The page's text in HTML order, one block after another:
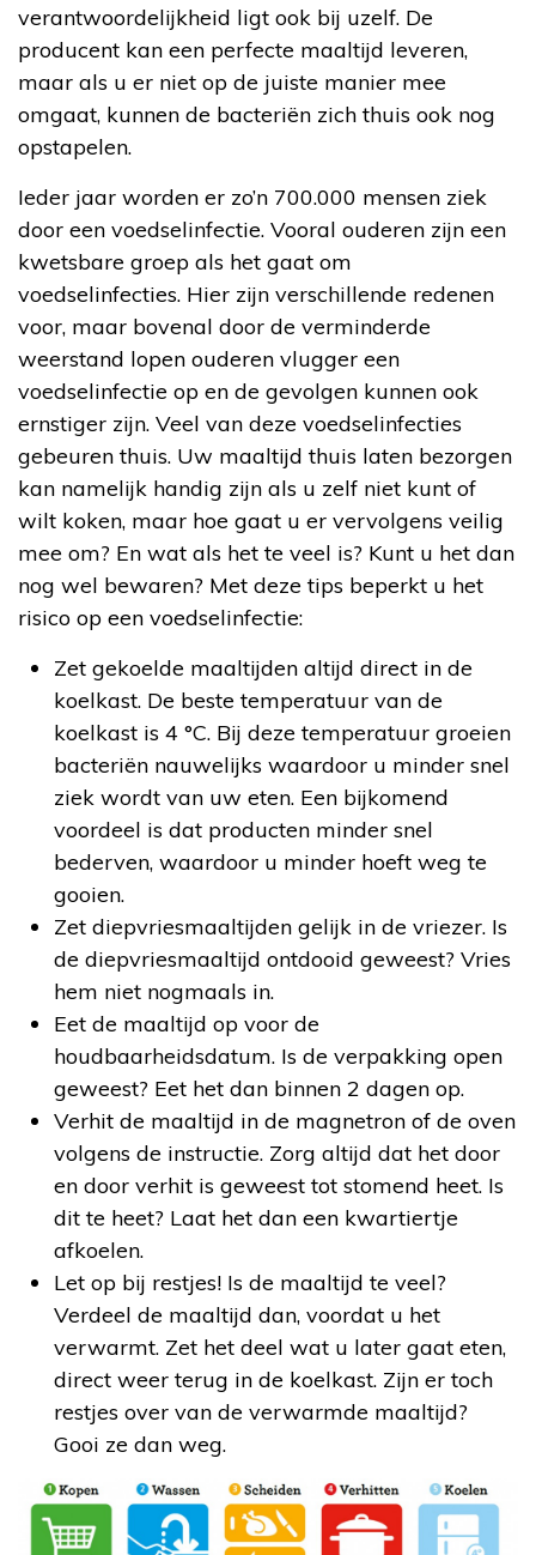
verantwoordelijkheid ligt ook bij uzelf. De
producent kan een perfecte maaltijd leveren,
maar als u er niet op de juiste manier mee
omgaat, kunnen de bacteriën zich thuis ook nog
opstapelen.
Ieder jaar worden er zo’n 700.000 mensen ziek
door een voedselinfectie. Vooral ouderen zijn een
kwetsbare groep als het gaat om
voedselinfecties. Hier zijn verschillende redenen
voor, maar bovenal door de verminderde
weerstand lopen ouderen vlugger een
voedselinfectie op en de gevolgen kunnen ook
ernstiger zijn. Veel van deze voedselinfecties
gebeuren thuis. Uw maaltijd thuis laten bezorgen
kan namelijk handig zijn als u zelf niet kunt of
wilt koken, maar hoe gaat u er vervolgens veilig
mee om? En wat als het te veel is? Kunt u het dan
nog wel bewaren? Met deze tips beperkt u het
risico op een voedselinfectie:
Zet gekoelde maaltijden altijd direct in de
koelkast. De beste temperatuur van de
koelkast is 4 °C. Bij deze temperatuur groeien
bacteriën nauwelijks waardoor u minder snel
ziek wordt van uw eten. Een bijkomend
voordeel is dat producten minder snel
bederven, waardoor u minder hoeft weg te
gooien.
Zet diepvriesmaaltijden gelijk in de vriezer. Is
de diepvriesmaaltijd ontdooid geweest? Vries
hem niet nogmaals in.
Eet de maaltijd op voor de
houdbaarheidsdatum. Is de verpakking open
geweest? Eet het dan binnen 2 dagen op.
Verhit de maaltijd in de magnetron of de oven
volgens de instructie. Zorg altijd dat het door
en door verhit is geweest tot stomend heet. Is
dit te heet? Laat het dan een kwartiertje
afkoelen.
Let op bij restjes! Is de maaltijd te veel?
Verdeel de maaltijd dan, voordat u het
verwarmt. Zet het deel wat u later gaat eten,
direct weer terug in de koelkast. Zijn er toch
restjes over van de verwarmde maaltijd?
Gooi ze dan weg.